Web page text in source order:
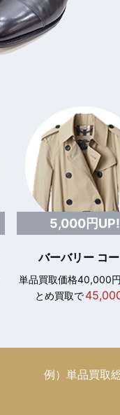
5,000円UP!
バーバリー コー
単品買取価格40,000
とめ買取で
例）単品買取